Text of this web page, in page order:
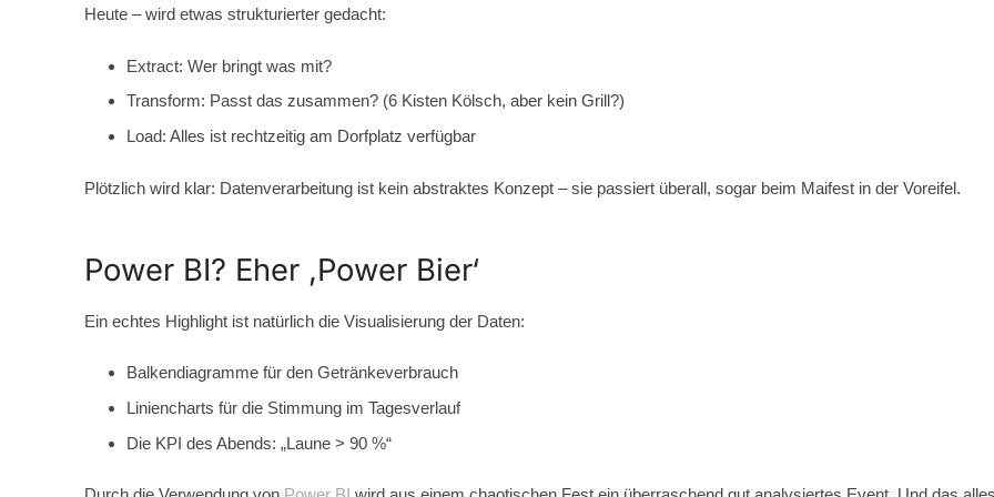
Heute – wird etwas strukturierter gedacht:
Extract: Wer bringt was mit?
Transform: Passt das zusammen? (6 Kisten Kölsch, aber kein Grill?)
Load: Alles ist rechtzeitig am Dorfplatz verfügbar
Plötzlich wird klar: Datenverarbeitung ist kein abstraktes Konzept – sie passiert überall, sogar beim Maifest in der Voreifel.
Power BI? Eher ,Power Bier‘
Ein echtes Highlight ist natürlich die Visualisierung der Daten:
Balkendiagramme für den Getränkeverbrauch
Liniencharts für die Stimmung im Tagesverlauf
Die KPI des Abends: „Laune > 90 %“